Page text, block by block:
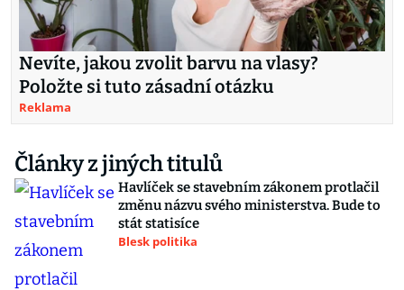
Nevíte, jakou zvolit barvu na vlasy?
Položte si tuto zásadní otázku
Reklama
Články z jiných titulů
Havlíček se stavebním zákonem protlačil
změnu názvu svého ministerstva. Bude to
stát statisíce
Blesk politika